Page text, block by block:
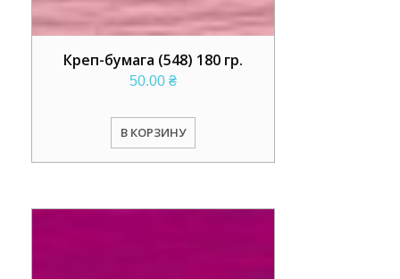
Креп-бумага (548) 180 гр.
50.00 ₴
В КОРЗИНУ